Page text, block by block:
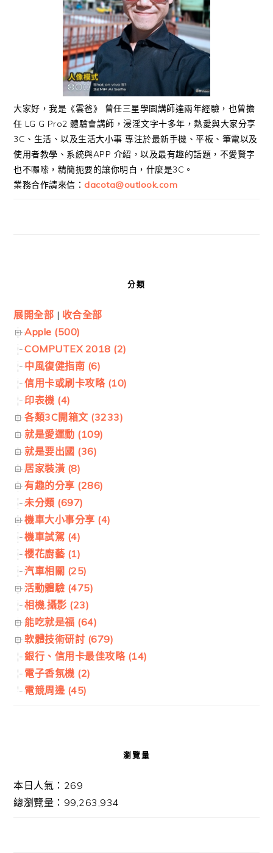
大家好，我是《雲爸》 曾任三星學園講師達兩年經驗，也曾擔
任 LG G Pro2 體驗會講師，浸淫文字十多年，熱愛與大家分享
3C、生活、以及生活大小事 專注於最新手機、平板、筆電以及
使用者教學、系統與APP 介紹，以及最有趣的話題，不愛贅字
也不囉嗦，精簡扼要的讓你明白，什麼是3C。
業務合作請來信： dacota@outlook.com
分類
展開全部 | 收合全部
Apple (500)
COMPUTEX 2018 (2)
中風復健指南 (6)
信用卡或刷卡攻略 (10)
印表機 (4)
各類3C開箱文 (3233)
就是愛運動 (109)
就是要出國 (36)
居家裝潢 (8)
有趣的分享 (286)
未分類 (697)
機車大小事分享 (4)
機車試駕 (4)
櫻花廚藝 (1)
汽車相關 (25)
活動體驗 (475)
相機.攝影 (23)
能吃就是福 (64)
軟體技術研討 (679)
銀行、信用卡最佳攻略 (14)
電子香氛機 (2)
電競周邊 (45)
瀏覽量
本日人氣：269
總瀏覽量：99,263,934